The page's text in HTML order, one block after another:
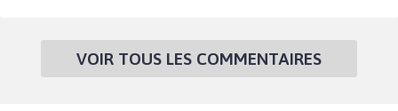
VOIR TOUS LES COMMENTAIRES